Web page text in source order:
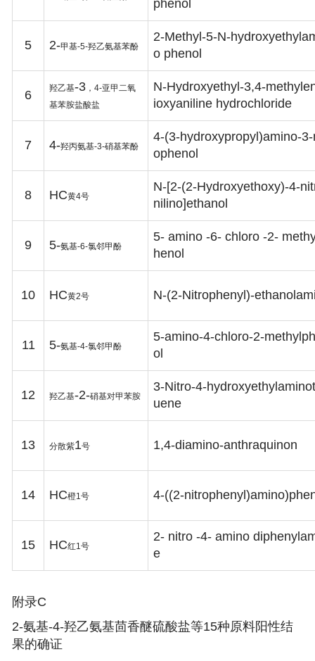
phenol
5 2-甲基-5-羟乙氨基苯酚
2-Methyl-5-N-
o phenol
6 羟乙基-3 ，4-亚甲二氧
基苯胺盐酸盐
N-Hydroxyethyl-3,4-
ioxyaniline hydrochloride
7 4-羟丙氨基-3-硝基苯酚
4-(3-hydroxypropyl)amino-
ophenol
8 HC黄4号
N-[2-(2-Hydroxyethoxy)-4-
nilino]ethanol
9 5-氨基-6-氯邻甲酚
5- amino -6- chloro -2-
henol
10 HC黄2号 N-(2-Nitrophenyl)-
11 5-氨基-4-氯邻甲酚
5-amino-4-chloro-2-
ol
12 羟乙基-2-硝基对甲苯胺
3-Nitro-4-
uene
13 分散紫1号 1,4-diamino-anthraquinon
14 HC橙1号 4-((2-
15 HC红1号
2- nitro -4- amino
e
附录C
2-氨基-4-羟乙氨基茴香醚硫酸盐等15种原料阳性结
果的确证